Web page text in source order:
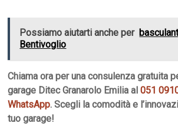
Possiamo aiutarti anche per
Bentivoglio
Chiama ora per una consulenza gratuita
garage Ditec Granarolo Emilia al051
WhatsApp. Scegli la comodità e
tuo garage!